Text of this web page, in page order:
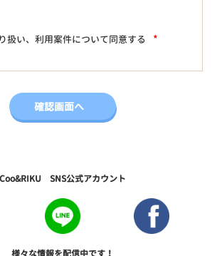
扱い、利用案件について同意する *
Coo&RIKU SNS公式アカウント
様々な情報を配信中です！